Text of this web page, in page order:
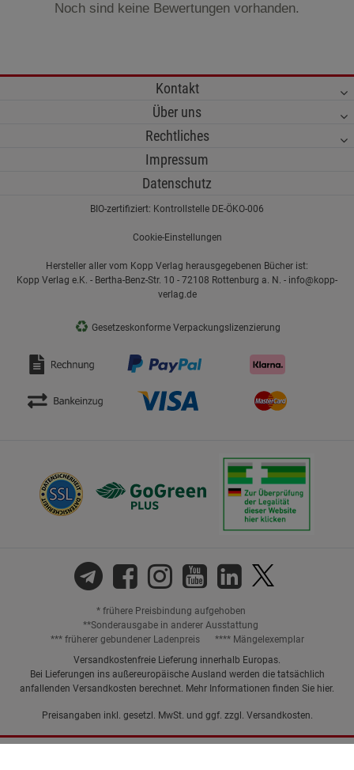
Noch sind keine Bewertungen vorhanden.
Kontakt
Über uns
Rechtliches
Impressum
Datenschutz
BIO-zertifiziert: Kontrollstelle DE-ÖKO-006
Cookie-Einstellungen
Hersteller aller vom Kopp Verlag herausgegebenen Bücher ist:
Kopp Verlag e.K. - Bertha-Benz-Str. 10 - 72108 Rottenburg a. N. - info@kopp-
verlag.de
♻ Gesetzeskonforme Verpackungslizenzierung
* frühere Preisbindung aufgehoben
**Sonderausgabe in anderer Ausstattung
*** früherer gebundener Ladenpreis
**** Mängelexemplar
Versandkostenfreie Lieferung innerhalb Europas.
Bei Lieferungen ins außereuropäische Ausland werden die tatsächlich
anfallenden Versandkosten berechnet. Mehr Informationen finden Sie hier.
Preisangaben inkl. gesetzl. MwSt. und ggf. zzgl. Versandkosten.